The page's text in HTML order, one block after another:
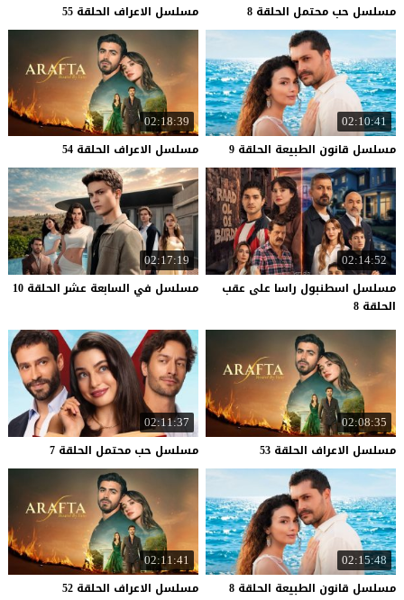
مسلسل حب محتمل الحلقة 8 مسلسل الاعراف الحلقة 55
02:10:41
مسلسل قانون الطبيعة الحلقة 9
02:18:39
مسلسل الاعراف الحلقة 54
02:14:52
مسلسل اسطنبول راسا على عقب
الحلقة 8
02:17:19
مسلسل في السابعة عشر الحلقة 10
02:08:35
مسلسل الاعراف الحلقة 53
02:11:37
مسلسل حب محتمل الحلقة 7
02:15:48
مسلسل قانون الطبيعة الحلقة 8
02:11:41
مسلسل الاعراف الحلقة 52